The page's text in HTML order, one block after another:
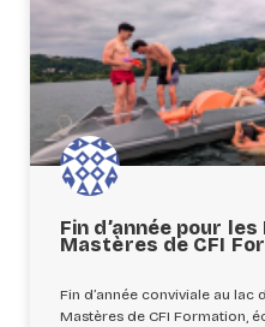
Fin d’année pour
Mastères de CFI
Fin d’année conviviale au lac
Mastères de CFI Formation,